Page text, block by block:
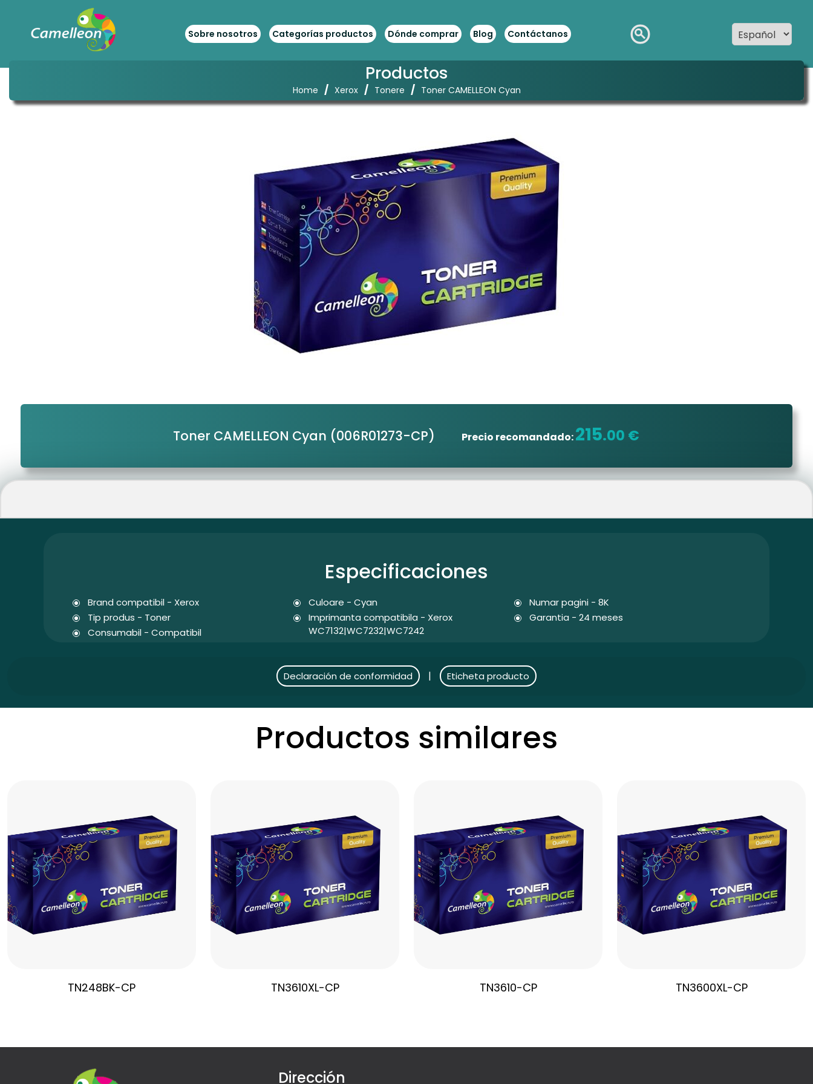
Sobre nosotros Categorías productos Dónde comprar Blog Contáctanos
Productos
Home / Xerox / Tonere / Toner CAMELLEON Cyan
Toner CAMELLEON Cyan (006R01273-CP) Precio recomandado:215.00 €
Especificaciones
Brand compatibil - Xerox
Tip produs - Toner
Consumabil - Compatibil
Culoare - Cyan
Imprimanta compatibila - Xerox
WC7132|WC7232|WC7242
Numar pagini - 8K
Garantia - 24 meses
Declaración de conformidad | Eticheta producto
Productos similares
TN248BK-CP TN3610XL-CP TN3610-CP TN3600XL-CP
Dirección